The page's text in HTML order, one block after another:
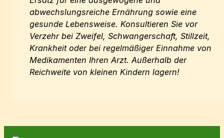
abwechslungsreiche Ernährung sowie eine
gesunde Lebensweise. Konsultieren Sie vor
Verzehr bei Zweifel, Schwangerschaft, Stillzeit,
Krankheit oder bei regelmäßiger Einnahme von
Medikamenten Ihren Arzt. Außerhalb der
Reichweite von kleinen Kindern lagern!